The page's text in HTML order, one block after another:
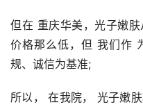
但在 重庆华美，光子嫩
价格那么低，但 我们作
规、诚信为基准;
所以， 在我院， 光子嫩